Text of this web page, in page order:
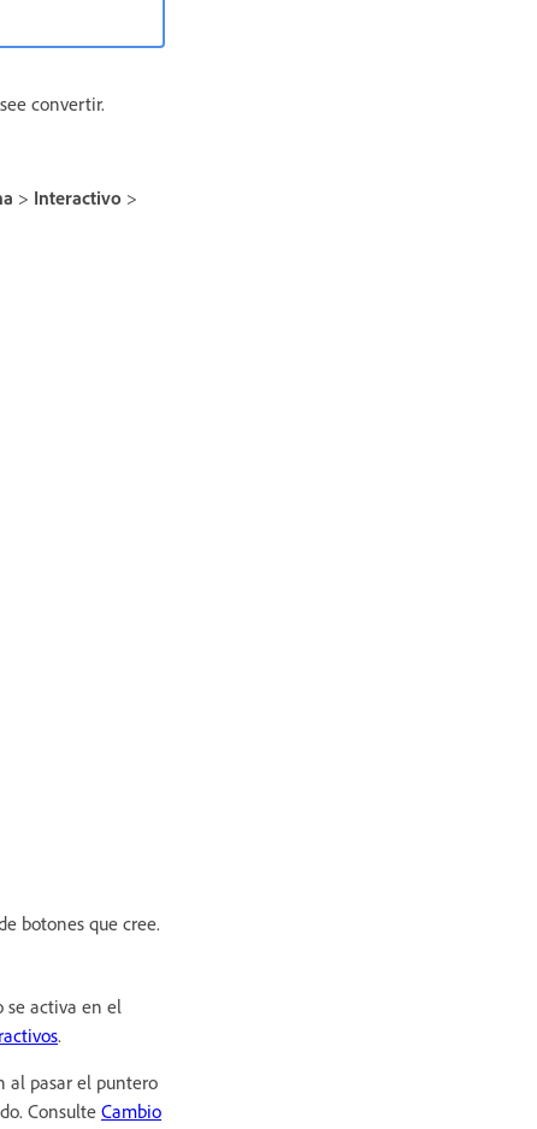
convertir.
> Interactivo >
botones que cree.
se activa en el
.
al pasar el puntero
Consulte Cambio